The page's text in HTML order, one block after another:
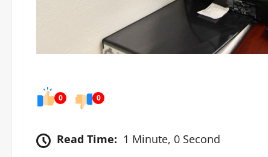
0 0
Read Time: 1 Minute, 0 Second